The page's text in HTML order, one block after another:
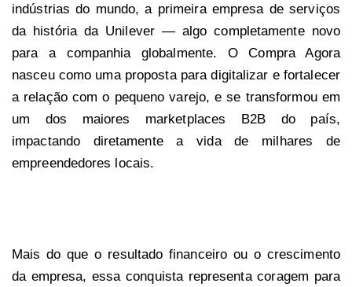
indústrias do mundo, a primeira empresa de serviços
da história da Unilever — algo completamente novo
para a companhia globalmente. O Compra Agora
nasceu como uma proposta para digitalizar e fortalecer
a relação com o pequeno varejo, e se transformou em
um dos maiores marketplaces B2B do país,
impactando diretamente a vida de milhares de
empreendedores locais.
Mais do que o resultado financeiro ou o crescimento
da empresa, essa conquista representa coragem para